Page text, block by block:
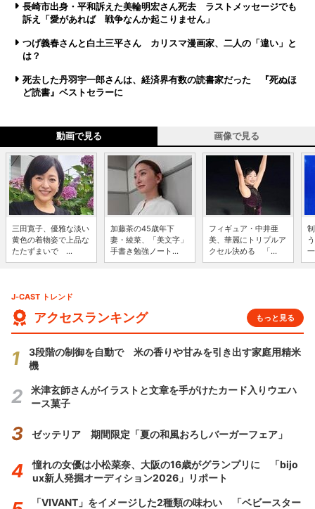
長崎市出身・平和訴えた美輪明宏さん死去 ラストメッセージでも
訴え「愛があれば 戦争なんか起こりません」
つげ義春さんと白土三平さん カリスマ漫画家、二人の「違い」と
は？
死去した丹羽宇一郎さんは、経済界有数の読書家だった 『死ぬほ
ど読書』ベストセラーに
動画で見る 画像で見る
三田寛子、優雅な淡い
黄色の着物姿で上品な
たたずまいで ...
加藤茶の45歳年下
妻・綾菜、「美文字」
手書き勉強ノート...
フィギュア・中井亜
美、華麗にトリプルア
クセル決める 「...
J-CAST トレンド
アクセスランキング もっと見る
3段階の制御を自動で 米の香りや甘みを引き出す家庭用精米
機
米津玄師さんがイラストと文章を手がけたカード入りウエハ
ース菓子
ゼッテリア 期間限定「夏の和風おろしバーガーフェア」
憧れの女優は小松菜奈、大阪の16歳がグランプリに 「bijo
ux新人発掘オーディション2026」リポート
「VIVANT」をイメージした2種類の味わい 「ベビースター